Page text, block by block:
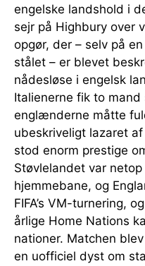
engelske landshold i
sejr på Highbury over
opgør, der – selv på
stålet – er blevet
nådesløse i engelsk
Italienerne fik to
englænderne måtte
ubeskriveligt lazaret
stod enorm prestige
Støvlelandet var
hjemmebane, og
FIFA’s VM-turnering,
årlige Home Nations
nationer. Matchen
en uofficiel dyst om